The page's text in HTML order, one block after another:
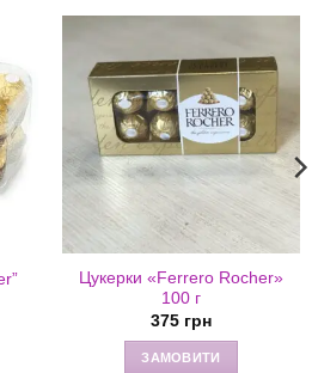
Цукерки «Ferrero Rocher»
100 г
375 грн
ЗАМОВИТИ